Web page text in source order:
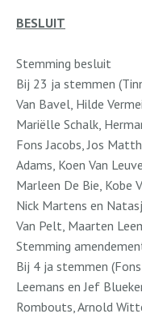
BESLUIT
Stemming besluit
Bij 23 ja stemmen
Van Bavel, Hilde
Mariëlle Schalk,
Fons Jacobs, Jos
Adams, Koen Van
Marleen De Bie, Kobe
Nick Martens en
Van Pelt, Maarten
Stemming
Bij 4 ja stemmen
Leemans en Jef
Rombouts, Arnold